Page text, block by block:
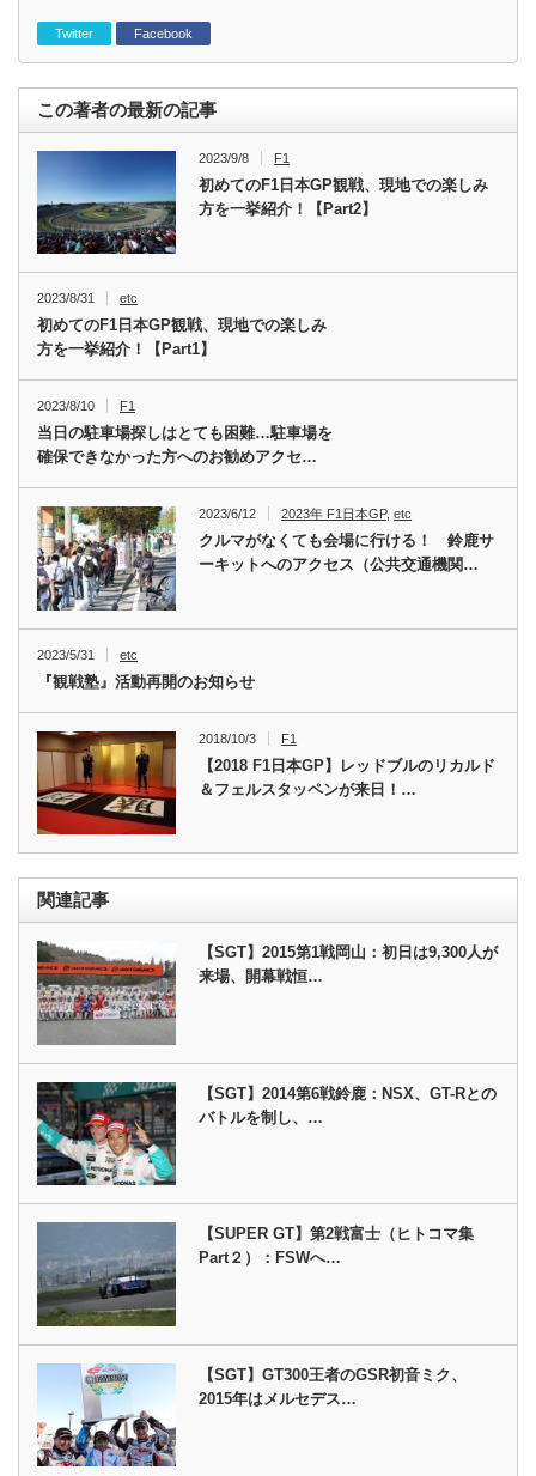
Twitter Facebook
この著者の最新の記事
2023/9/8 F1
初めてのF1日本GP観戦、現地での楽しみ
方を一挙紹介！【Part2】
2023/8/31 etc
初めてのF1日本GP観戦、現地での楽しみ
方を一挙紹介！【Part1】
2023/8/10 F1
当日の駐車場探しはとても困難…駐車場を
確保できなかった方へのお勧めアクセ…
2023/6/12 2023年 F1日本GP,etc
クルマがなくても会場に行ける！ 鈴鹿サ
ーキットへのアクセス（公共交通機関…
2023/5/31 etc
『観戦塾』活動再開のお知らせ
2018/10/3 F1
【2018 F1日本GP】レッドブルのリカルド
＆フェルスタッペンが来日！…
関連記事
【SGT】2015第1戦岡山：初日は9,300人が
来場、開幕戦恒…
【SGT】2014第6戦鈴鹿：NSX、GT-Rとの
バトルを制し、…
【SUPER GT】第2戦富士（ヒトコマ集
Part２）：FSWへ…
【SGT】GT300王者のGSR初音ミク、
2015年はメルセデス…